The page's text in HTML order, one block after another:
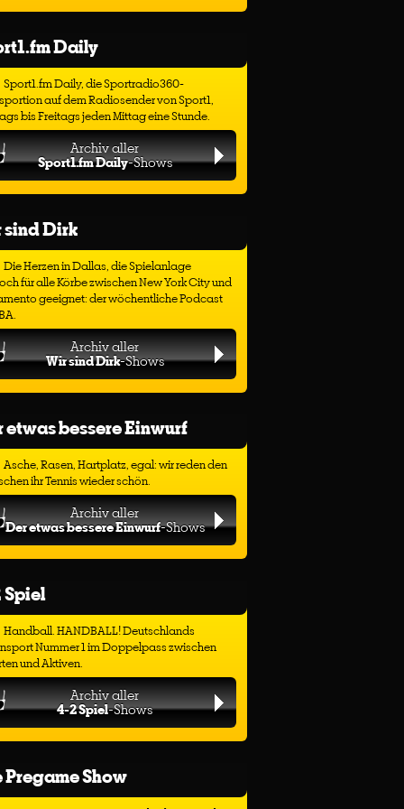
Daily
Sport1.fm Daily, die Sportradio360-
auf dem Radiosender von Sport1,
bis Freitags jeden Mittag eine Stunde.
Archiv aller
Sport1.fm Daily-Shows
sind Dirk
Die Herzen in Dallas, die Spielanlage
für alle Körbe zwischen New York City und
geeignet: der wöchentliche Podcast
Archiv aller
Wir sind Dirk-Shows
etwas bessere Einwurf
Asche, Rasen, Hartplatz, egal: wir reden den
ihr Tennis wieder schön.
Archiv aller
Der etwas bessere Einwurf-Shows
Handball. HANDBALL! Deutschlands
Nummer 1 im Doppelpass zwischen
und Aktiven.
Archiv aller
4-2 Spiel-Shows
Show